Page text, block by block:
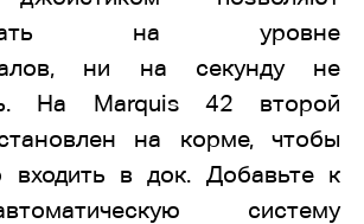
на уровне
ни на секунду не
На Marquis 42 второй
на корме, чтобы
в док. Добавьте к
систему